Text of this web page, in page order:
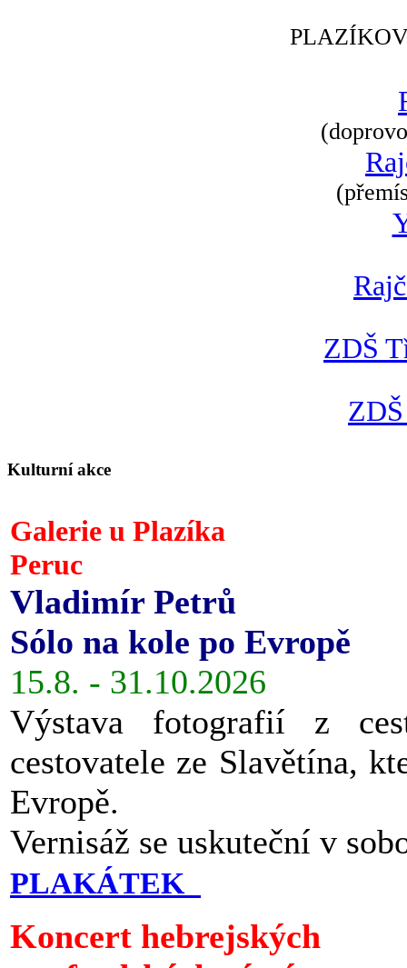
ZDŠ
Kulturní akce
Galerie u Plazíka
Peruc
Vladimír Petrů
Sólo na kole po Evropě
15.8. - 31.10.2026
Výstava fotografií z
cestovatele ze Slavětína,
Evropě.
Vernisáž se uskuteční v
PLAKÁTEK
Koncert hebrejských